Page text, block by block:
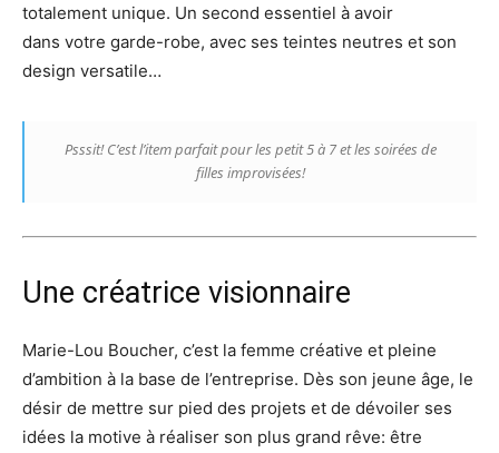
totalement unique. Un second essentiel à avoir
dans votre garde-robe, avec ses teintes neutres et son
design versatile…
Psssit! C’est l’item parfait pour les petit 5 à 7 et les soirées de
filles improvisées!
Une créatrice visionnaire
Marie-Lou Boucher, c’est la femme créative et pleine
d’ambition à la base de l’entreprise. Dès son jeune âge, le
désir de mettre sur pied des projets et de dévoiler ses
idées la motive à réaliser son plus grand rêve: être